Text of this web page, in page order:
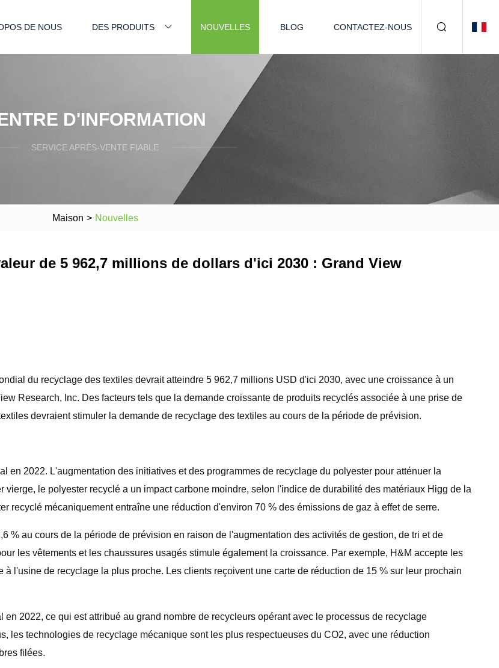
DE NOUS DES PRODUITS NOUVELLES BLOG CONTACTEZ-NOUS
D'INFORMATION
SERVICE APRÈS-VENTE FIABLE
Maison > Nouvelles
de 5 962,7 millions de dollars d'ici 2030 : Grand View
du recyclage des textiles devrait atteindre 5 962,7 millions USD d'ici 2030, avec une croissance à un
Research, Inc. Des facteurs tels que la demande croissante de produits recyclés associée à une prise de
devraient stimuler la demande de recyclage des textiles au cours de la période de prévision.
en 2022. L'augmentation des initiatives et des programmes de recyclage du polyester pour atténuer la
le polyester recyclé a un impact carbone moindre, selon l'indice de durabilité des matériaux Higg de la
recyclé mécaniquement entraîne une réduction d'environ 70 % des émissions de gaz à effet de serre.
% au cours de la période de prévision en raison de l'augmentation des activités de gestion, de tri et de
les vêtements et les chaussures usagés stimule également la croissance. Par exemple, H&M accepte les
l'usine de recyclage la plus proche. Les clients reçoivent une carte de réduction de 15 % sur leur prochain
2022, ce qui est attribué au grand nombre de recycleurs opérant avec le processus de recyclage
les technologies de recyclage mécanique sont les plus respectueuses du CO2, avec une réduction
filées.